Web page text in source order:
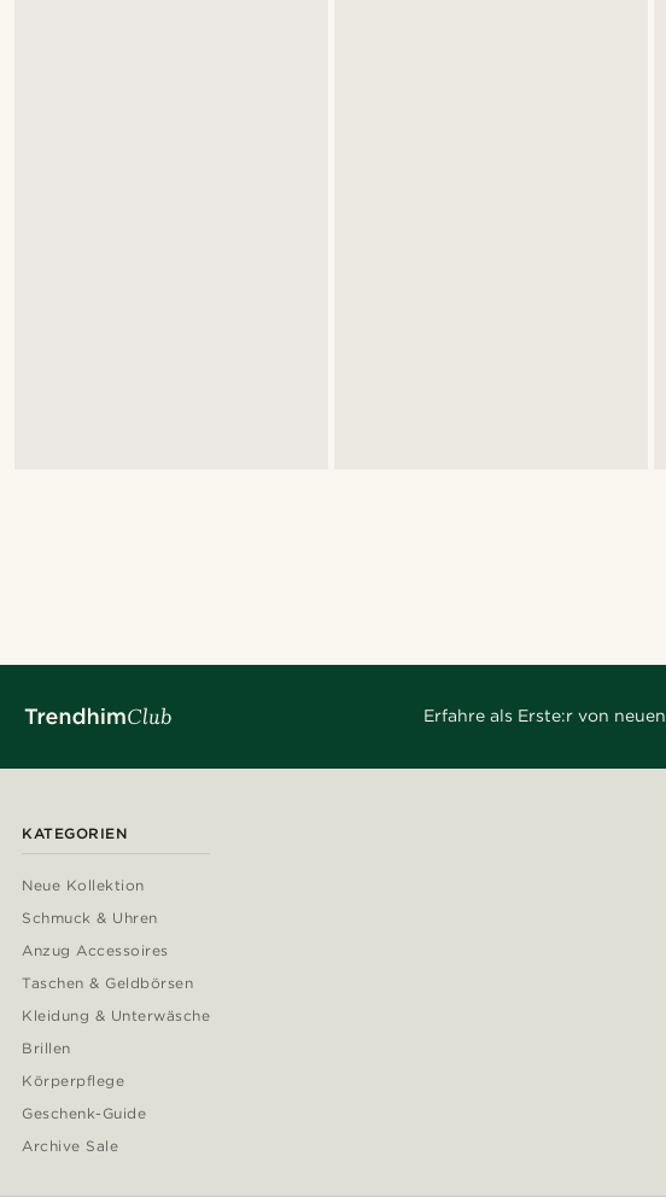
Erfahre als Erste:r von
KATEGORIEN
Neue Kollektion
Schmuck & Uhren
Anzug Accessoires
Taschen & Geldbörsen
Kleidung & Unterwäsche
Brillen
Körperpflege
Geschenk-Guide
Archive Sale